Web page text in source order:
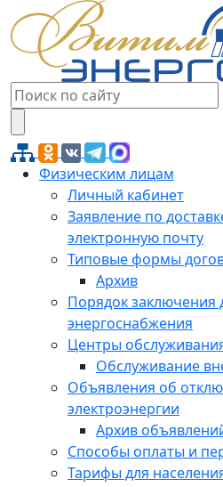
Физическим лицам
Личный кабинет
Заявление по
электронную почту
Типовые формы
Архив
Порядок заключения
энергоснабжения
Центры
Обслуживание
Объявления об
электроэнергии
Архив
Способы оплаты и
Тарифы для